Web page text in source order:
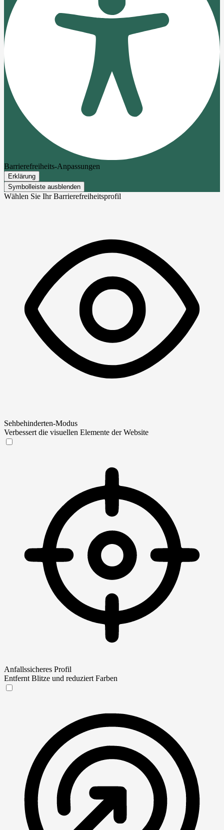
Barrierefreiheits-Anpassungen
Erklärung
Symbolleiste ausblenden
Wählen Sie Ihr Barrierefreiheitsprofil
Sehbehinderten-Modus
Verbessert die visuellen Elemente der Website
Anfallssicheres Profil
Entfernt Blitze und reduziert Farben